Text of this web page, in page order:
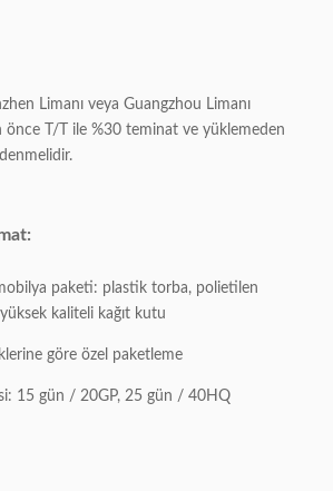
Yemek odası mobilyaları
Örnek olarak
Örnek olarak
Kadife
Limanı veya Guangzhou Limanı
önce T/T ile %30 teminat ve yüklemeden
paketi: plastik torba, polietilen
kaliteli kağıt kutu
göre özel paketleme
15 gün / 20GP, 25 gün / 40HQ